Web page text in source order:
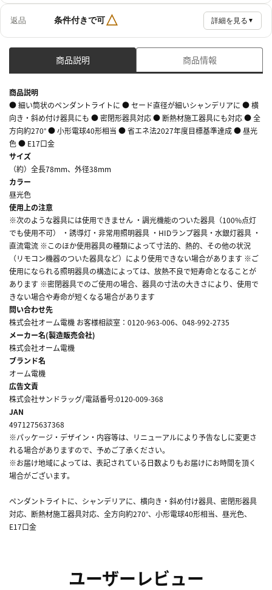
返品 条件付きで可△ 詳細を見る ▼
商品説明 商品情報
商品説明
● 細い筒状のペンダントライトに ● セード直径が細いシャンデリアに ● 横
向き・斜め付け器具にも ● 密閉形器具対応 ● 断熱材施工器具にも対応 ● 全
方向約270° ● 小形電球40形相当 ● 省エネ法2027年度目標基準達成 ● 昼光
色 ● E17口金
サイズ
（約）全長78mm、外径38mm
カラー
昼光色
使用上の注意
※次のような器具には使用できません ・調光機能のついた器具（100%点灯
でも使用不可） ・誘導灯・非常用照明器具 ・HIDランプ器具・水銀灯器具 ・
直流電流 ※このほか使用器具の種類によって寸法的、熱的、その他の状況
（リモコン機器のついた器具など）により使用できない場合があります ※ご
使用になられる照明器具の構造によっては、放熱不良で短寿命となることが
あります ※密閉器具でのご使用の場合、器具の寸法の大きさにより、使用で
きない場合や寿命が短くなる場合があります
問い合わせ先
株式会社オーム電機 お客様相談室：0120-963-006、048-992-2735
メーカー名(製造販売会社)
株式会社オーム電機
ブランド名
オーム電機
広告文責
株式会社サンドラッグ/電話番号:0120-009-368
JAN
4971275637368
※パッケージ・デザイン・内容等は、リニューアルにより予告なしに変更さ
れる場合がありますので、予めご了承ください。
※お届け地域によっては、表記されている日数よりもお届けにお時間を頂く
場合がございます。
ペンダントライトに、シャンデリアに、横向き・斜め付け器具、密閉形器具
対応、断熱材施工器具対応、全方向約270°、小形電球40形相当、昼光色、
E17口金
ユーザーレビュー